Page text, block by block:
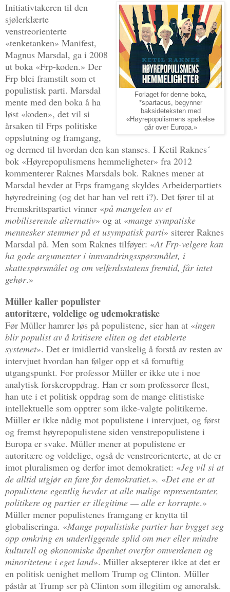
Forlaget for denne boka,
*spartacus, begynner
baksideteksten med
«Høyrepopulismens spøkelse
går over Europa.»
Initiativtakeren til den
sjølerklærte
venstreorienterte
«tenketanken» Manifest,
Magnus Marsdal, ga i 2008
ut boka «Frp-koden.» Der
Frp blei framstilt som et
populistisk parti. Marsdal
mente med den boka å ha
løst «koden», det vil si
årsaken til Frps politiske
oppslutning og framgang,
og dermed til hvordan den kan stanses. I Ketil Raknes´
bok «Høyrepopulismens hemmeligheter» fra 2012
kommenterer Raknes Marsdals bok. Raknes mener at
Marsdal hevder at Frps framgang skyldes Arbeiderpartiets
høyredreining (og det har han vel rett i?). Det fører til at
Fremskrittspartiet vinner «på mangelen av et
mobiliserende alternativ» og at «mange sympatiske
mennesker stemmer på et usympatisk parti» siterer Raknes
Marsdal på. Men som Raknes tilføyer: «At Frp-velgere kan
ha gode argumenter i innvandringsspørsmålet, i
skattespørsmålet og om velferdsstatens fremtid, får intet
gehør.»
Müller kaller populister
autoritære, voldelige og udemokratiske
Før Müller hamrer løs på populistene, sier han at «ingen
blir populist av å kritisere eliten og det etablerte
systemet». Det er imidlertid vanskelig å forstå av resten av
intervjuet hvordan han følger opp et så fornuftig
utgangspunkt. For professor Müller er ikke ute i noe
analytisk forskeroppdrag. Han er som professorer flest,
han ute i et politisk oppdrag som de mange elitistiske
intellektuelle som opptrer som ikke-valgte politikerne.
Müller er ikke nådig mot populistene i intervjuet, og først
og fremst høyrepopulistene siden venstrepopulistene i
Europa er svake. Müller mener at populistene er
autoritære og voldelige, også de venstreorienterte, at de er
imot pluralismen og derfor imot demokratiet: «Jeg vil si at
de alltid utgjør en fare for demokratiet.». «Det ene er at
populistene egentlig hevder at alle mulige representanter,
politikere og partier er illegitime — alle er korrupte.»
Müller mener populistenes framgang er knytta til
globaliseringa. «Mange populistiske partier har bygget seg
opp omkring en underliggende splid om mer eller mindre
kulturell og økonomiske åpenhet overfor omverdenen og
minoritetene i eget land». Müller aksepterer ikke at det er
en politisk uenighet mellom Trump og Clinton. Müller
påstår at Trump ser på Clinton som illegitim og amoralsk.